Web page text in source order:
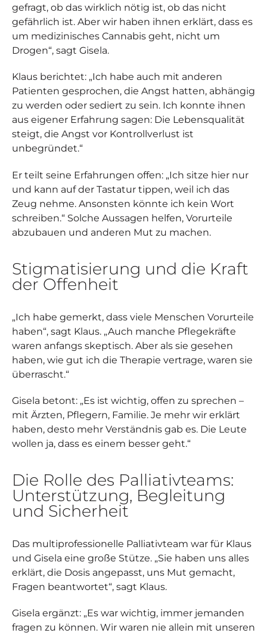
gefragt, ob das wirklich nötig ist, ob das nicht
gefährlich ist. Aber wir haben ihnen erklärt, dass es
um medizinisches Cannabis geht, nicht um
Drogen“, sagt Gisela.
Klaus berichtet: „Ich habe auch mit anderen
Patienten gesprochen, die Angst hatten, abhängig
zu werden oder sediert zu sein. Ich konnte ihnen
aus eigener Erfahrung sagen: Die Lebensqualität
steigt, die Angst vor Kontrollverlust ist
unbegründet.“
Er teilt seine Erfahrungen offen: „Ich sitze hier nur
und kann auf der Tastatur tippen, weil ich das
Zeug nehme. Ansonsten könnte ich kein Wort
schreiben.“ Solche Aussagen helfen, Vorurteile
abzubauen und anderen Mut zu machen.
Stigmatisierung und die Kraft
der Offenheit
„Ich habe gemerkt, dass viele Menschen Vorurteile
haben“, sagt Klaus. „Auch manche Pflegekräfte
waren anfangs skeptisch. Aber als sie gesehen
haben, wie gut ich die Therapie vertrage, waren sie
überrascht.“
Gisela betont: „Es ist wichtig, offen zu sprechen –
mit Ärzten, Pflegern, Familie. Je mehr wir erklärt
haben, desto mehr Verständnis gab es. Die Leute
wollen ja, dass es einem besser geht.“
Die Rolle des Palliativteams:
Unterstützung, Begleitung
und Sicherheit
Das multiprofessionelle Palliativteam war für Klaus
und Gisela eine große Stütze. „Sie haben uns alles
erklärt, die Dosis angepasst, uns Mut gemacht,
Fragen beantwortet“, sagt Klaus.
Gisela ergänzt: „Es war wichtig, immer jemanden
fragen zu können. Wir waren nie allein mit unseren